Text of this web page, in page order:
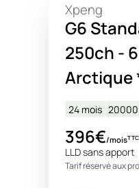
Xpeng
G6
250ch -
Arctique
24 mois 20000
396€/mois
LLD sans apport
Tarif réservé aux